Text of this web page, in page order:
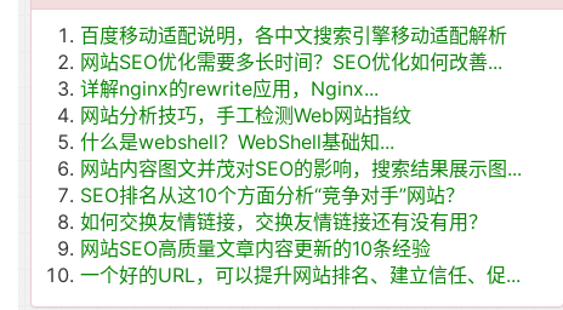
百度移动适配说明，各中文搜索引擎移动适配解析
网站SEO优化需要多长时间？SEO优化如何改善...
详解nginx的rewrite应用，Nginx...
网站分析技巧，手工检测Web网站指纹
什么是webshell？WebShell基础知...
网站内容图文并茂对SEO的影响，搜索结果展示图...
SEO排名从这10个方面分析“竞争对手”网站？
如何交换友情链接，交换友情链接还有没有用？
网站SEO高质量文章内容更新的10条经验
一个好的URL，可以提升网站排名、建立信任、促...